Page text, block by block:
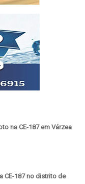
na CE-187 em Várzea
CE-187 no distrito de